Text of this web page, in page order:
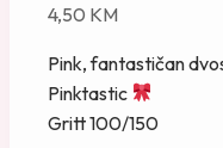
4,50 KM
Pink, fantastičan
Pinktastic
Gritt 100/150